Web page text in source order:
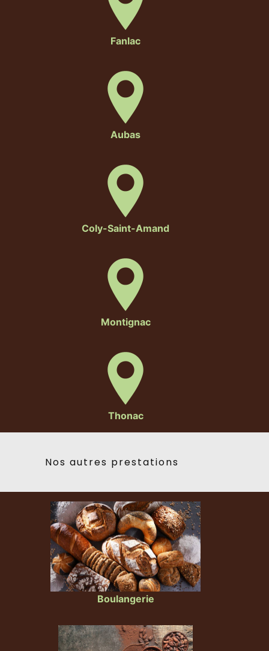
Fanlac
Aubas
Coly-Saint-Amand
Montignac
Thonac
Nos autres prestations
Boulangerie